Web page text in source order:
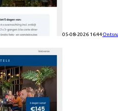
05-08-2026 16:44